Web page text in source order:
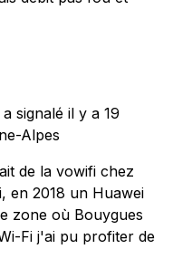
signalé il y a 19
Alpes
de la vowifi chez
en 2018 un Huawei
zone où Bouygues
Fi j'ai pu profiter de